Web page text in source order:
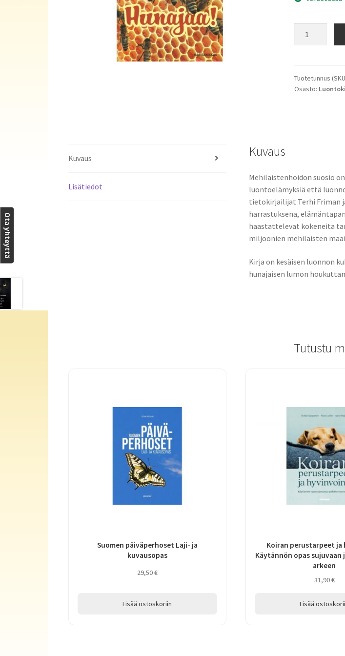
Tuotetunnus
Osasto:
Kuvaus
Lisätiedot
Kuvaus
Mehiläistenhoidon suosio
luontoelämyksiä että
tietokirjailijat Terhi Friman
harrastuksena,
haastattelevat kokeneita
miljoonien mehiläisten
Kirja on kesäisen luonnon
hunajaisen lumon
Tutustu
Suomen päiväperhoset Laji- ja
kuvausopas
29,50€
Lisää ostoskoriin
Koiran perustarpeet
Käytännön opas sujuvaan
arkeen
31,90€
Lisää
Ota yhteyttä